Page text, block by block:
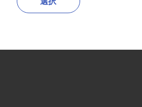
選択